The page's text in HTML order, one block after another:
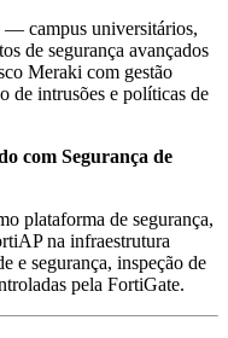
— campus universitários,
de segurança avançados
Meraki com gestão
de intrusões e políticas de
com Segurança de
plataforma de segurança,
na infraestrutura
e segurança, inspeção de
pela FortiGate.